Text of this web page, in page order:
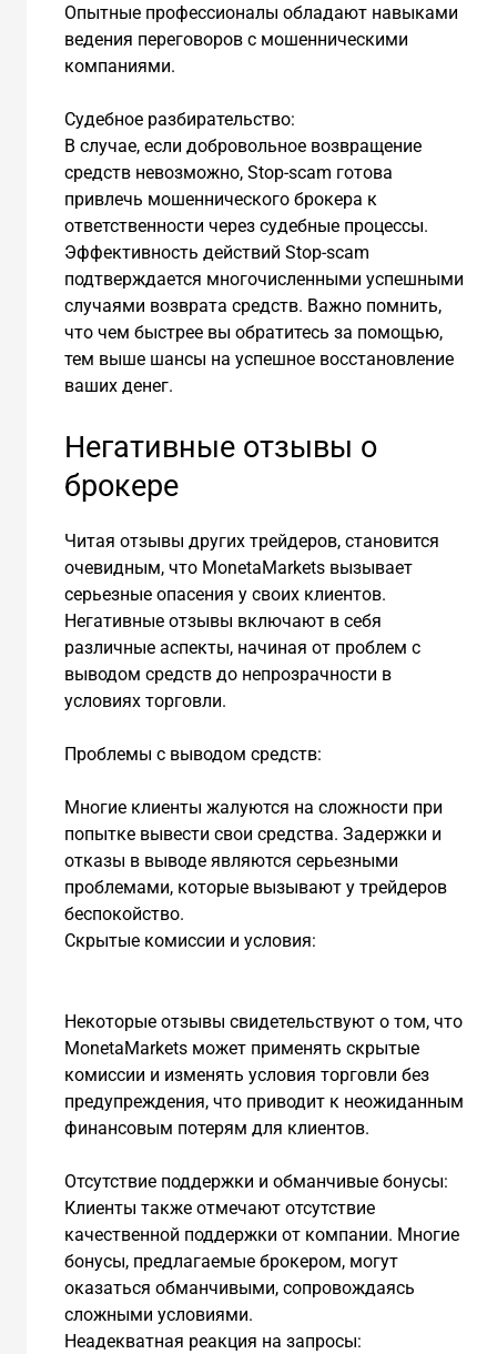
Опытные профессионалы обладают навыками
ведения переговоров с мошенническими
компаниями.
Судебное разбирательство:
В случае, если добровольное возвращение
средств невозможно, Stop-scam готова
привлечь мошеннического брокера к
ответственности через судебные процессы.
Эффективность действий Stop-scam
подтверждается многочисленными успешными
случаями возврата средств. Важно помнить,
что чем быстрее вы обратитесь за помощью,
тем выше шансы на успешное восстановление
ваших денег.
Негативные отзывы о
брокере
Читая отзывы других трейдеров, становится
очевидным, что MonetaMarkets вызывает
серьезные опасения у своих клиентов.
Негативные отзывы включают в себя
различные аспекты, начиная от проблем с
выводом средств до непрозрачности в
условиях торговли.
Проблемы с выводом средств:
Многие клиенты жалуются на сложности при
попытке вывести свои средства. Задержки и
отказы в выводе являются серьезными
проблемами, которые вызывают у трейдеров
беспокойство.
Скрытые комиссии и условия:
Некоторые отзывы свидетельствуют о том, что
MonetaMarkets может применять скрытые
комиссии и изменять условия торговли без
предупреждения, что приводит к неожиданным
финансовым потерям для клиентов.
Отсутствие поддержки и обманчивые бонусы:
Клиенты также отмечают отсутствие
качественной поддержки от компании. Многие
бонусы, предлагаемые брокером, могут
оказаться обманчивыми, сопровождаясь
сложными условиями.
Неадекватная реакция на запросы: